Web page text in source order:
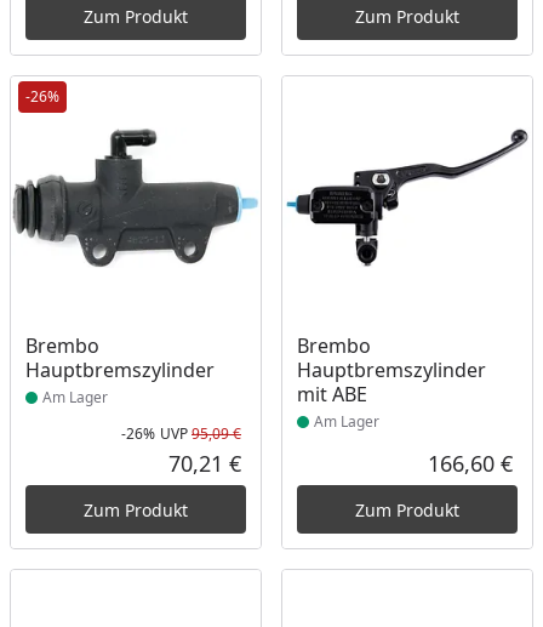
Zum Produkt Zum Produkt
-26%
Brembo
Hauptbremszylinder
Produkt am Lager
Am Lager
Rabatt in Prozent
-26%
Ursprünglicher Preis
UVP95,09 €
Aktueller Preis
70,21 €
Zum Produkt
Brembo
Hauptbremszylinder
mit ABE
Produkt am Lager
Am Lager
166,60 €
Zum Produkt